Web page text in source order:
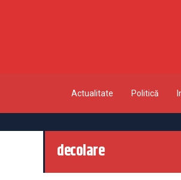
Actualitate Politică
decolare